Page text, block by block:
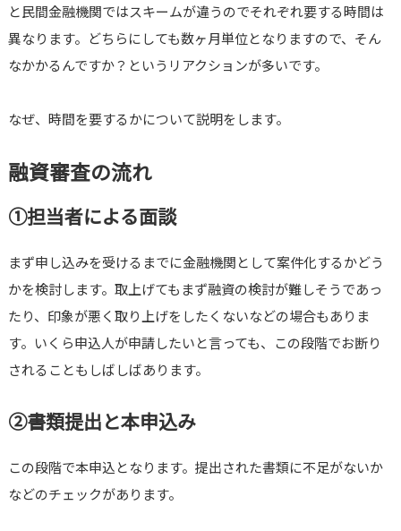
と民間金融機関ではスキームが違うのでそれぞれ要する時間は
異なります。どちらにしても数ヶ月単位となりますので、そん
なかかるんですか？というリアクションが多いです。
なぜ、時間を要するかについて説明をします。
融資審査の流れ
①担当者による面談
まず申し込みを受けるまでに金融機関として案件化するかどう
かを検討します。取上げてもまず融資の検討が難しそうであっ
たり、印象が悪く取り上げをしたくないなどの場合もありま
す。いくら申込人が申請したいと言っても、この段階でお断り
されることもしばしばあります。
②書類提出と本申込み
この段階で本申込となります。提出された書類に不足がないか
などのチェックがあります。